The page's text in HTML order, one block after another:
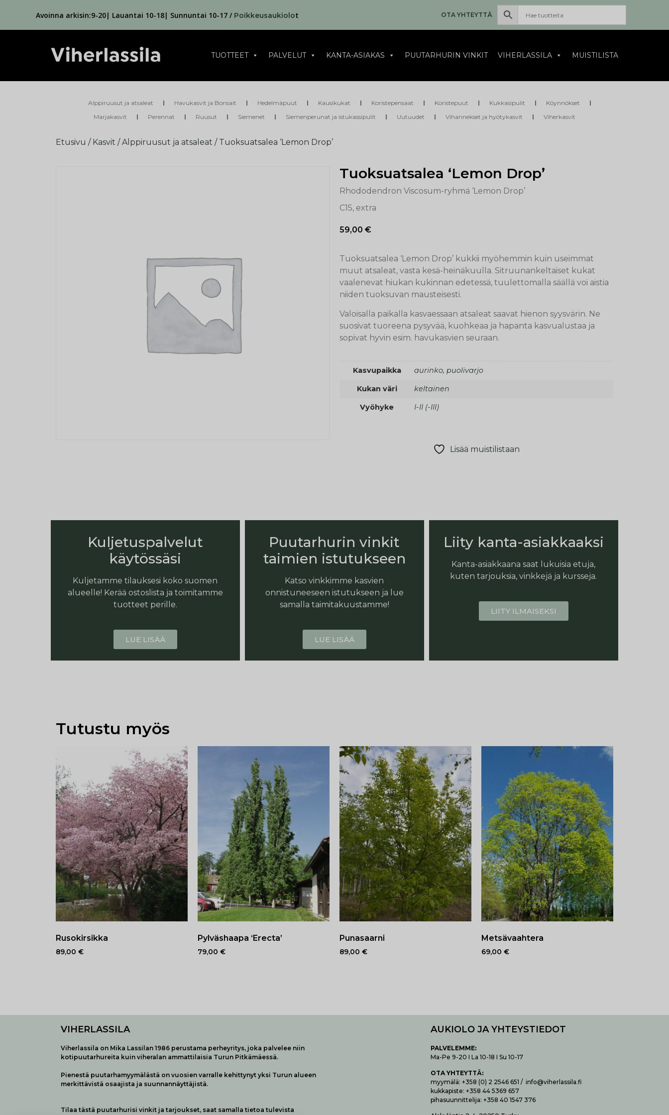
Avoinna arkisin:9-20| Lauantai 10-18| Sunnuntai 10-17 / Poikkeusaukiolot OTA YHTEYTTÄ
TUOTTEET PALVELUT KANTA-ASIAKAS PUUTARHURIN VINKIT VIHERLASSILA MUISTILISTA
Alppiruusut ja atsaleat Havukasvit ja Bonsait Hedelmäpuut Kausikukat Koristepensaat Koristepuut Kukkasipulit
Köynnökset
Marjakasvit
Perennat Ruusut Siemenet Siemenperunat ja istukassipulit Uutuudet Vihannekset ja hyötykasvit Viherkasvit
Etusivu / Kasvit /Alppiruusut ja atsaleat / Tuoksuatsalea ‘Lemon Drop’
Tuoksuatsalea ‘Lemon Drop’
Rhododendron Viscosum-ryhmä ‘Lemon Drop’
C15, extra
59,00 €
Tuoksuatsalea ‘Lemon Drop’ kukkii myöhemmin kuin useimmat
muut atsaleat, vasta kesä-heinäkuulla. Sitruunankeltaiset kukat
vaalenevat hiukan kukinnan edetessä, tuulettomalla säällä voi aistia
niiden tuoksuvan mausteisesti.
Valoisalla paikalla kasvaessaan atsaleat saavat hienon syysvärin. Ne
suosivat tuoreena pysyvää, kuohkeaa ja hapanta kasvualustaa ja
sopivat hyvin esim. havukasvien seuraan.
Kasvupaikka aurinko, puolivarjo
Kukan väri keltainen
Vyöhyke I-II (-III)
Lisää muistilistaan
Kuljetuspalvelut
käytössäsi
Kuljetamme tilauksesi koko suomen
alueelle! Kerää ostoslista ja toimitamme
tuotteet perille.
LUE LISÄÄ
Puutarhurin vinkit
taimien istutukseen
Katso vinkkimme kasvien
onnistuneeseen istutukseen ja lue
samalla taimitakuustamme!
LUE LISÄÄ
Liity kanta-asiakkaaksi
Kanta-asiakkaana saat lukuisia etuja,
kuten tarjouksia, vinkkejä ja kursseja.
LIITY ILMAISEKSI
Tutustu myös
Rusokirsikka
89,00 €
Pylväshaapa ‘Erecta’
79,00 €
Punasaarni
89,00 €
Metsävaahtera
69,00 €
VIHERLASSILA
Viherlassila on Mika Lassilan 1986 perustama perheyritys, joka palvelee niin
kotipuutarhureita kuin viheralan ammattilaisia Turun Pitkämäessä.
Pienestä puutarhamyymälästä on vuosien varralle kehittynyt yksi Turun alueen
merkittävistä osaajista ja suunnannäyttäjistä.
Tilaa tästä puutarhurisi vinkit ja tarjoukset, saat samalla tietoa tulevista
AUKIOLO JA YHTEYSTIEDOT
PALVELEMME:
Ma-Pe 9-20 I La 10-18 I Su 10-17
OTA YHTEYTTÄ:
myymälä: +358 (0) 2 2546 651 / info@viherlassila.fi
kukkapiste: +358 44 5369 657
pihasuunnittelija: +358 40 1547 376